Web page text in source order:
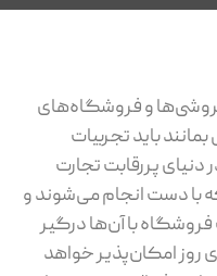
و فروشگاه‌های
باید تجربیات
دنیای پررقابت تجارت
با دست انجام می‌شوند و
با آن‌ها درگیر
امکان‌پذیر خواهد